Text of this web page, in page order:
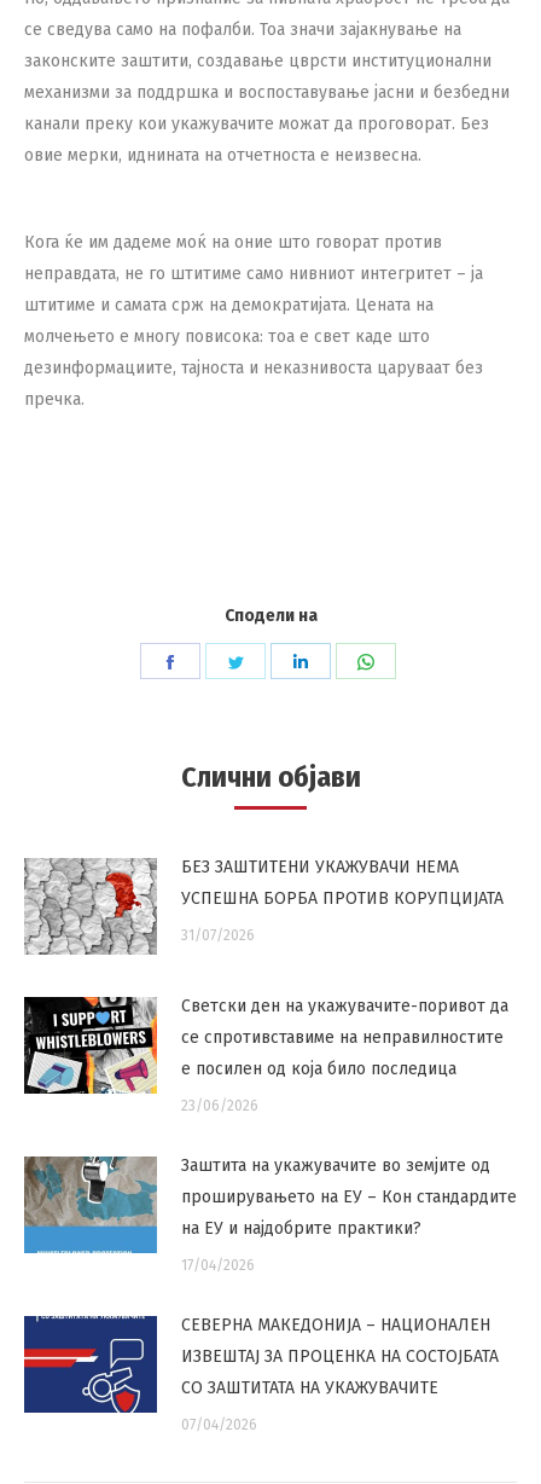
се сведува само на пофалби. Тоа значи зајакнување на
законските заштити, создавање цврсти институционални
механизми за поддршка и воспоставување јасни и безбедни
канали преку кои укажувачите можат да проговорат. Без
овие мерки, иднината на отчетноста е неизвесна.
Кога ќе им дадеме моќ на оние што говорат против
неправдата, не го штитиме само нивниот интегритет – ја
штитиме и самата срж на демократијата. Цената на
молчењето е многу повисока: тоа е свет каде што
дезинформациите, тајноста и неказнивоста царуваат без
пречка.
Сподели на
Share
Share
Share
Слични објави
БЕЗ ЗАШТИТЕНИ УКАЖУВАЧИ НЕМА
УСПЕШНА БОРБА ПРОТИВ КОРУПЦИЈАТА
31/07/2026
Светски ден на укажувачите-поривот да
се спротивставиме на неправилностите
е посилен од која било последица
23/06/2026
Заштита на укажувачите во земјите од
проширувањето на ЕУ – Кон стандардите
на ЕУ и најдобрите практики?
17/04/2026
СЕВЕРНА МАКЕДОНИЈА – НАЦИОНАЛЕН
ИЗВЕШТАЈ ЗА ПРОЦЕНКА НА СОСТОЈБАТА
СО ЗАШТИТАТА НА УКАЖУВАЧИТЕ
07/04/2026